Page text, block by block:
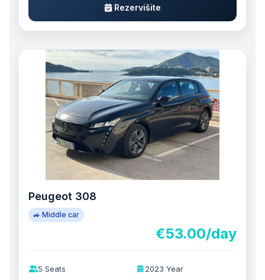
Rezervišite
Peugeot 308
🚙 Middle car
€53.00/day
5 Seats 2023 Year